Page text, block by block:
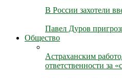
В России захотели
Павел Дуров
Общество
Астраханским
ответственности за